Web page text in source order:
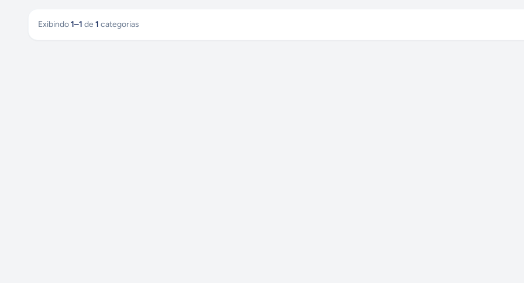
Exibindo1–1 de 1 categorias